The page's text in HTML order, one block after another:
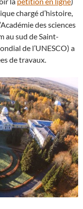
chargé d’histoire,
des sciences
au sud de Saint-
de l’UNESCO) a
de travaux.